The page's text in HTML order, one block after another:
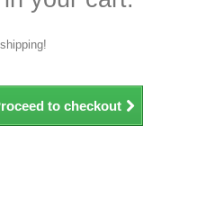
to checkout